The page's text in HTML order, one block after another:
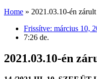
Home » 2021.03.10-én
Frissítve: március 10,
7:26 de.
2021.03.10-én